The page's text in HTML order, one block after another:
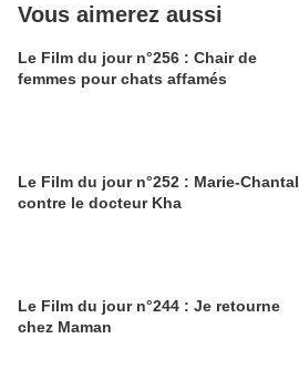
Vous aimerez aussi
Le Film du jour n°256 : Chair de
femmes pour chats affamés
Le Film du jour n°252 : Marie-Chantal
contre le docteur Kha
Le Film du jour n°244 : Je retourne
chez Maman